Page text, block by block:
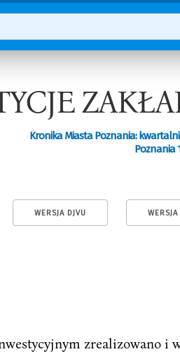
Kronika Miasta Poznania:
Poznania
WERSJA DJVU
zrealizowano i